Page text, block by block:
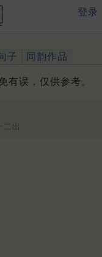
登录
子 同韵作品
有误，仅供参考。
出